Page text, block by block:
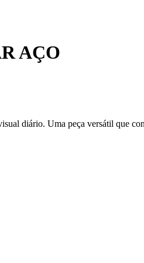
AÇO
diário. Uma peça versátil que